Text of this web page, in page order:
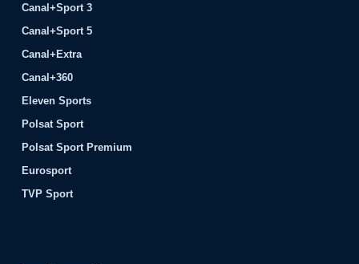
Canal+Sport 3
Canal+Sport 5
Canal+Extra
Canal+360
Eleven Sports
Polsat Sport
Polsat Sport Premium
Eurosport
TVP Sport